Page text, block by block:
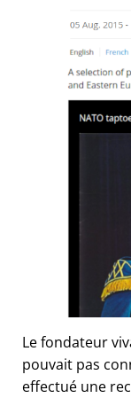
Le fondateur
pouvait pas
effectué une